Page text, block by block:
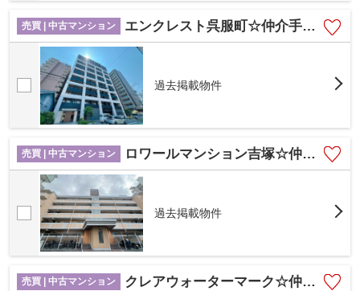
売買 | 中古マンション エンクレスト呉服町☆仲介手数料無料☆
過去掲載物件
売買 | 中古マンション ロワールマンション吉塚☆仲介手数料無料☆
過去掲載物件
売買 | 中古マンション クレアウォーターマーク☆仲介手数料無料☆